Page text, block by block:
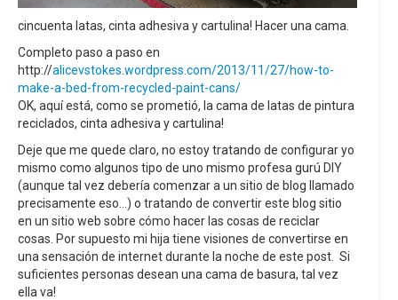
cincuenta latas, cinta adhesiva y cartulina! Hacer una cama.
Completo paso a paso en
http://alicevstokes.wordpress.com/2013/11/27/how-to-
make-a-bed-from-recycled-paint-cans/
OK, aquí está, como se prometió, la cama de latas de pintura
reciclados, cinta adhesiva y cartulina!
Deje que me quede claro, no estoy tratando de configurar yo
mismo como algunos tipo de uno mismo profesa gurú DIY
(aunque tal vez debería comenzar a un sitio de blog llamado
precisamente eso...) o tratando de convertir este blog sitio
en un sitio web sobre cómo hacer las cosas de reciclar
cosas. Por supuesto mi hija tiene visiones de convertirse en
una sensación de internet durante la noche de este post. Si
suficientes personas desean una cama de basura, tal vez
ella va!